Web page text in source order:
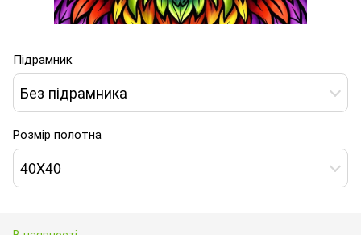
Підрамник
Без підрамника
Розмір полотна
40Х40